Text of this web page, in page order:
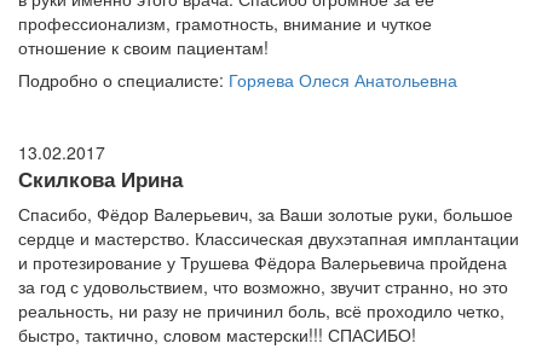
профессионализм, грамотность, внимание и чуткое
отношение к своим пациентам!
Подробно о специалисте: Горяева Олеся Анатольевна
13.02.2017
Скилкова Ирина
Спасибо, Фёдор Валерьевич, за Ваши золотые руки, большое
сердце и мастерство. Классическая двухэтапная имплантации
и протезирование у Трушева Фёдора Валерьевича пройдена
за год с удовольствием, что возможно, звучит странно, но это
реальность, ни разу не причинил боль, всё проходило четко,
быстро, тактично, словом мастерски!!! СПАСИБО!